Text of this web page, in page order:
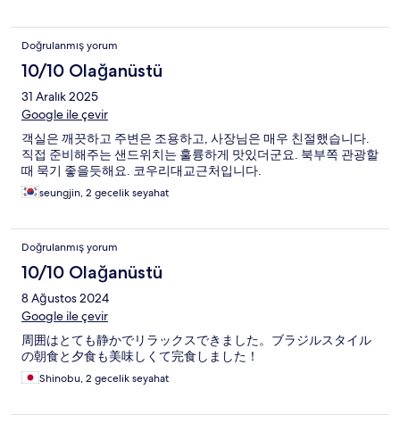
Doğrulanmış yorum
10/10 Olağanüstü
31 Aralık 2025
Google ile çevir
객실은 깨끗하고 주변은 조용하고, 사장님은 매우 친절했습니다.
직접 준비해주는 샌드위치는 훌륭하게 맛있더군요. 북부쪽 관광할
때 묵기 좋을듯해요. 코우리대교근처입니다.
seungjin, 2 gecelik seyahat
Doğrulanmış yorum
10/10 Olağanüstü
8 Ağustos 2024
Google ile çevir
周囲はとても静かでリラックスできました。ブラジルスタイル
の朝食と夕食も美味しくて完食しました！
Shinobu, 2 gecelik seyahat